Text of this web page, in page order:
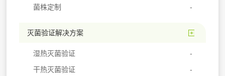
菌株定制
灭菌验证解决方案
湿热灭菌验证
干热灭菌验证